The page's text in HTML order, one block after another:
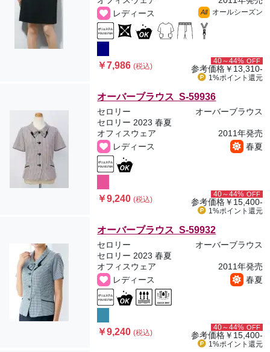
レディース
All オールシーズン
￥7,986(税込)
40～44% OFF
参考価格￥13,310-
1%ポイント 還元
オーバーブラウス S-59936
セロリー
オーバーブラウス
セロリー 2023 春夏
オフィスウェア
2011年発売
レディース
春夏
￥9,240(税込)
40～44% OFF
参考価格￥15,400-
1%ポイント 還元
オーバーブラウス S-59932
セロリー
オーバーブラウス
セロリー 2023 春夏
オフィスウェア
2011年発売
レディース
春夏
￥9,240(税込)
40～44% OFF
参考価格￥15,400-
1%ポイント 還元